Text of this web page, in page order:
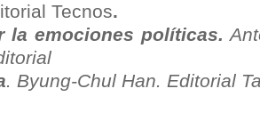
Tecnos.
la emociones políticas.
. Byung-Chul Han. Editorial